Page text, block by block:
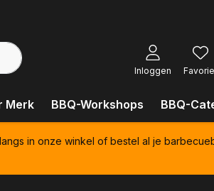
Inloggen
Merk BBQ-Workshops BBQ-
in onze winkel of bestel al je